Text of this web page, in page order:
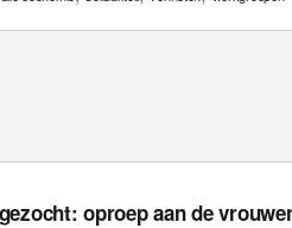
oproep aan de